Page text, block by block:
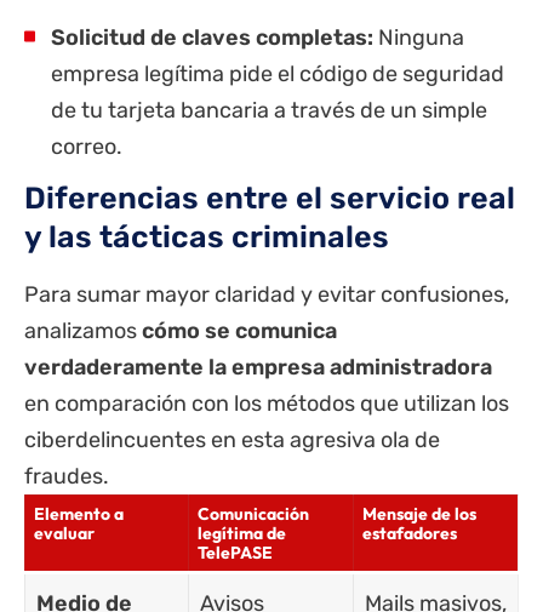
Solicitud de claves completas: Ninguna
empresa legítima pide el código de seguridad
de tu tarjeta bancaria a través de un simple
correo.
Diferencias entre el servicio real
y las tácticas criminales
Para sumar mayor claridad y evitar confusiones,
analizamoscómo se comunica
verdaderamente la empresa administradora
en comparación con los métodos que utilizan los
ciberdelincuentes en esta agresiva ola de
fraudes.
Elemento a
evaluar
Comunicación
legítima de
TelePASE
Mensaje de los
estafadores
Medio de
Avisos
Mails masivos,